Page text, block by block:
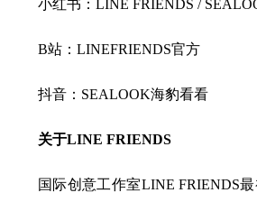
小红书：LINE FRIENDS /
B站：LINEFRIENDS官方
抖音：SEALOOK海豹看看
关于LINE FRIENDS
国际创意工作室LINE FRIENDS